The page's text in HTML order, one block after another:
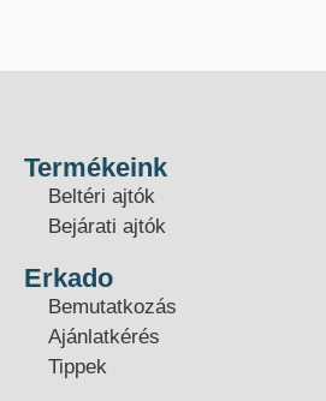
Termékeink
Beltéri ajtók
Bejárati ajtók
Erkado
Bemutatkozás
Ajánlatkérés
Tippek